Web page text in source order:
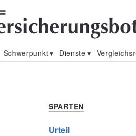
Schwerpunkt Dienste
SPARTEN
Urteil